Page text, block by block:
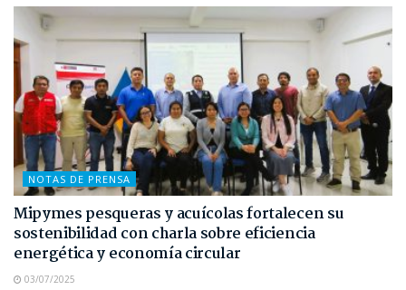
NOTAS DE PRENSA
Mipymes pesqueras y acuícolas fortalecen su
sostenibilidad con charla sobre eficiencia
energética y economía circular
03/07/2025